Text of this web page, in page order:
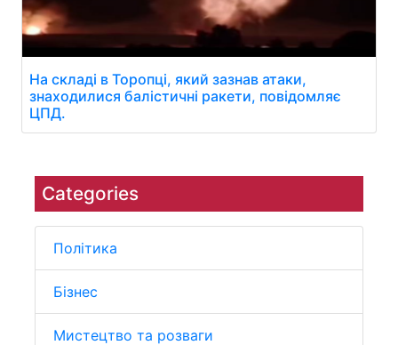
Categories
Політика
Бізнес
Мистецтво та розваги
На складі в Торопці, який зазнав атаки,
знаходилися балістичні ракети, повідомляє
ЦПД.